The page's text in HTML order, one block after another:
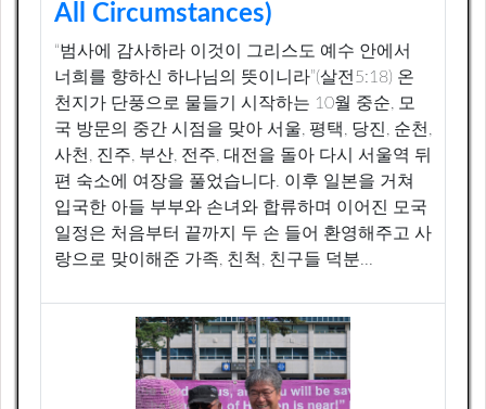
All Circumstances)
“범사에 감사하라 이것이 그리스도 예수 안에서
너희를 향하신 하나님의 뜻이니라”(살전5:18) 온
천지가 단풍으로 물들기 시작하는 10월 중순, 모
국 방문의 중간 시점을 맞아 서울, 평택, 당진, 순천,
사천, 진주, 부산, 전주, 대전을 돌아 다시 서울역 뒤
편 숙소에 여장을 풀었습니다. 이후 일본을 거쳐
입국한 아들 부부와 손녀와 합류하며 이어진 모국
일정은 처음부터 끝까지 두 손 들어 환영해주고 사
랑으로 맞이해준 가족, 친척, 친구들 덕분...